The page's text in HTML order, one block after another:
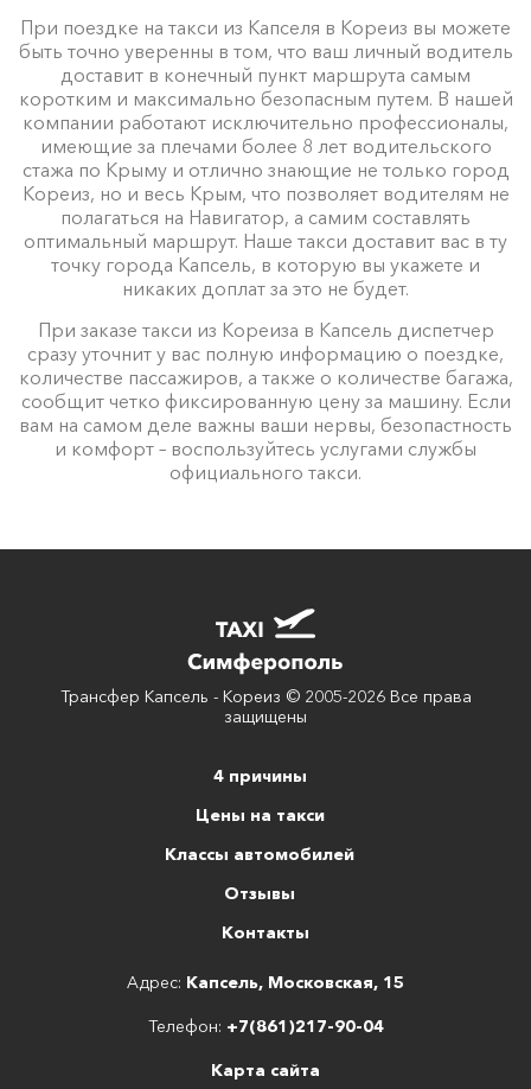
При поездке на такси из Капселя в Кореиз вы можете
быть точно уверенны в том, что ваш личный водитель
доставит в конечный пункт маршрута самым
коротким и максимально безопасным путем. В нашей
компании работают исключительно профессионалы,
имеющие за плечами более 8 лет водительского
стажа по Крыму и отлично знающие не только город
Кореиз, но и весь Крым, что позволяет водителям не
полагаться на Навигатор, а самим составлять
оптимальный маршрут. Наше такси доставит вас в ту
точку города Капсель, в которую вы укажете и
никаких доплат за это не будет.
При заказе такси из Кореиза в Капсель диспетчер
сразу уточнит у вас полную информацию о поездке,
количестве пассажиров, а также о количестве багажа,
сообщит четко фиксированную цену за машину. Если
вам на самом деле важны ваши нервы, безопастность
и комфорт – воспользуйтесь услугами службы
официального такси.
Трансфер Капсель - Кореиз © 2005-2026 Все права
защищены
4 причины
Цены на такси
Классы автомобилей
Отзывы
Контакты
Адрес: Капсель, Московская, 15
Телефон: +7(861)217-90-04
Карта сайта